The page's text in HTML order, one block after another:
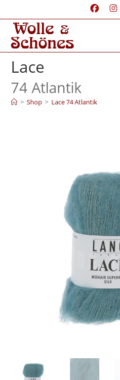
Lace
74 Atlantik
> Shop > Lace 74 Atlantik